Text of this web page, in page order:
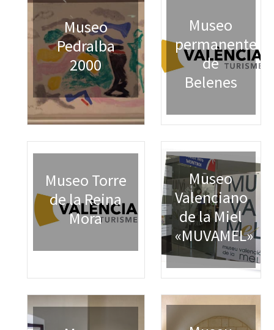
Museo
Pedralba
2000
Museo
permanente
de
Belenes
Museo Torre
de la Reina
Mora
Museo
Valenciano
de la Miel
«MUVAMEL»